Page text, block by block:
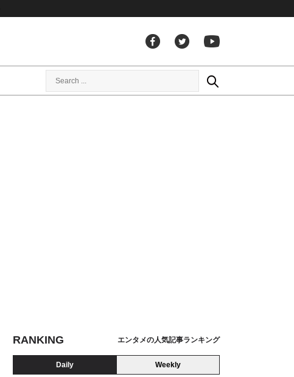
RANKING エンタメの人気記事ランキング
Daily Weekly